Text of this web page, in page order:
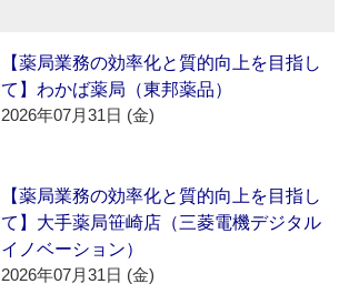
【薬局業務の効率化と質的向上を目指し
て】わかば薬局（東邦薬品）
2026年07月31日 (金)
【薬局業務の効率化と質的向上を目指し
て】大手薬局笹崎店（三菱電機デジタル
イノベーション）
2026年07月31日 (金)